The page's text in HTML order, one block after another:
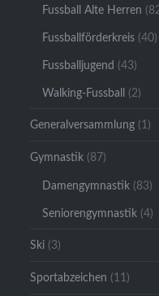
Fussball Alte Herren
Fussballförderkreis (40)
Fussballjugend (43)
Walking-Fussball (2)
Generalversammlung (1)
Gymnastik (87)
Damengymnastik (83)
Seniorengymnastik (4)
Ski (3)
Sportabzeichen (11)